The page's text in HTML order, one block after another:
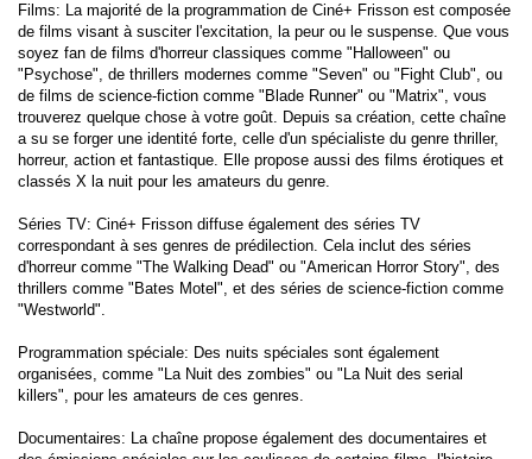
Films: La majorité de la programmation de Ciné+ Frisson est composée
de films visant à susciter l'excitation, la peur ou le suspense. Que vous
soyez fan de films d'horreur classiques comme "Halloween" ou
"Psychose", de thrillers modernes comme "Seven" ou "Fight Club", ou
de films de science-fiction comme "Blade Runner" ou "Matrix", vous
trouverez quelque chose à votre goût. Depuis sa création, cette chaîne
a su se forger une identité forte, celle d'un spécialiste du genre thriller,
horreur, action et fantastique. Elle propose aussi des films érotiques et
classés X la nuit pour les amateurs du genre.
Séries TV: Ciné+ Frisson diffuse également des séries TV
correspondant à ses genres de prédilection. Cela inclut des séries
d'horreur comme "The Walking Dead" ou "American Horror Story", des
thrillers comme "Bates Motel", et des séries de science-fiction comme
"Westworld".
Programmation spéciale: Des nuits spéciales sont également
organisées, comme "La Nuit des zombies" ou "La Nuit des serial
killers", pour les amateurs de ces genres.
Documentaires: La chaîne propose également des documentaires et